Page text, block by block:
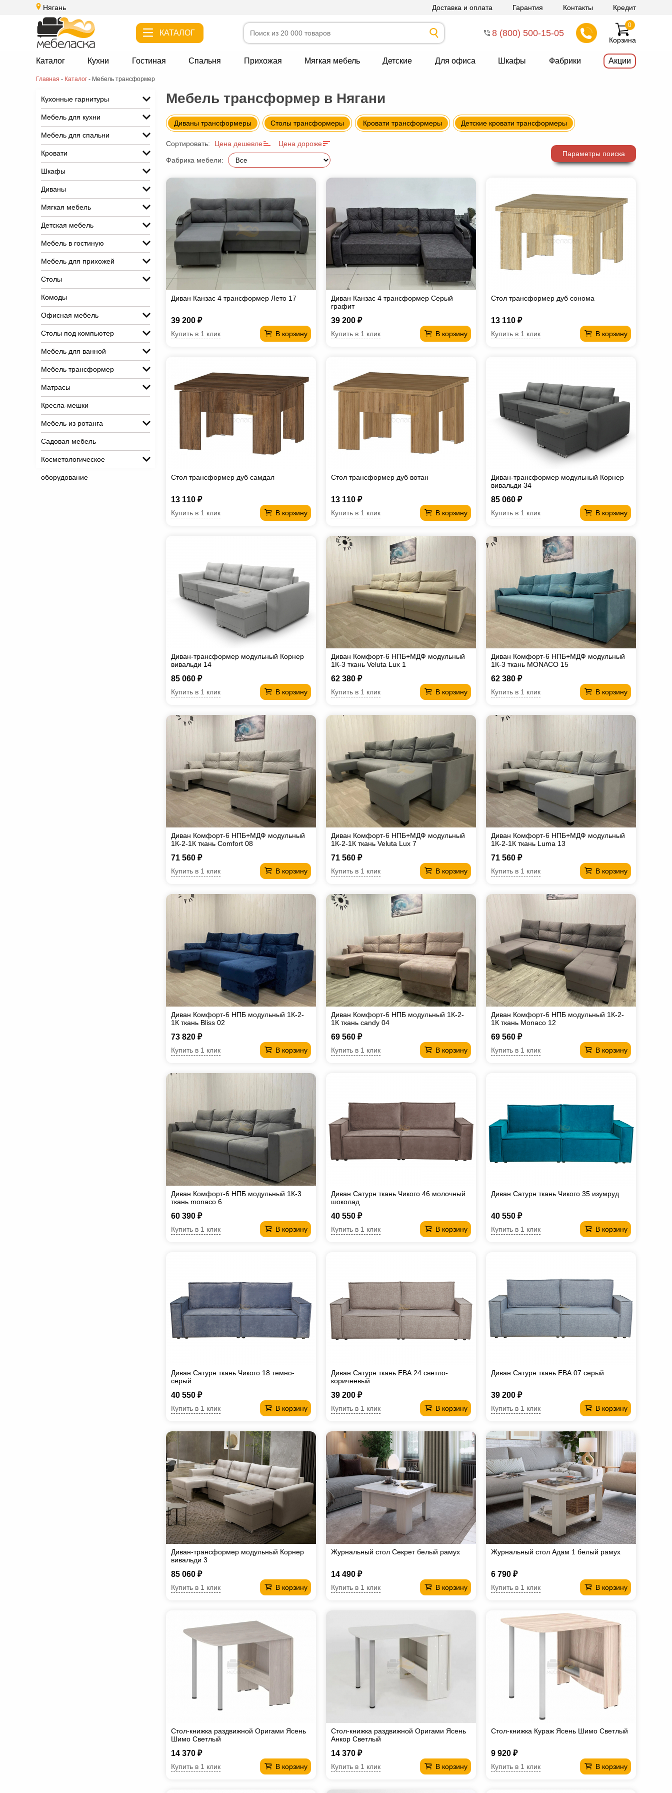
Нягань Доставка и оплата Гарантия Контакты Кредит
КАТАЛОГ 8 (800) 500-15-05
Корзина
0
Каталог Кухни Гостиная Спальня Прихожая Мягкая мебель Детские Для офиса Шкафы Фабрики Акции
Главная - Каталог - Мебель трансформер
Кухонные гарнитуры
Мебель для кухни
Мебель для спальни
Кровати
Шкафы
Диваны
Мягкая мебель
Детская мебель
Мебель в гостиную
Мебель для прихожей
Столы
Комоды
Офисная мебель
Столы под компьютер
Мебель для ванной
Мебель трансформер
Матрасы
Кресла-мешки
Мебель из ротанга
Садовая мебель
Косметологическое
оборудование
Мебель трансформер в Нягани
Диваны трансформеры Столы трансформеры Кровати трансформеры Детские кровати трансформеры
Сортировать: Цена дешевле Цена дороже
Фабрика мебели:
Параметры поиска
Диван Канзас 4 трансформер Лето 17
39 200 ₽
В корзину
Купить в 1 клик
Диван Канзас 4 трансформер Серый
графит
39 200 ₽
В корзину
Купить в 1 клик
Стол трансформер дуб сонома
13 110 ₽
В корзину
Купить в 1 клик
Стол трансформер дуб самдал
13 110 ₽
В корзину
Купить в 1 клик
Стол трансформер дуб вотан
13 110 ₽
В корзину
Купить в 1 клик
Диван-трансформер модульный Корнер
вивальди 34
85 060 ₽
В корзину
Купить в 1 клик
Диван-трансформер модульный Корнер
вивальди 14
85 060 ₽
В корзину
Купить в 1 клик
Диван Комфорт-6 НПБ+МДФ модульный
1К-3 ткань Veluta Lux 1
62 380 ₽
В корзину
Купить в 1 клик
Диван Комфорт-6 НПБ+МДФ модульный
1К-3 ткань MONACO 15
62 380 ₽
В корзину
Купить в 1 клик
Диван Комфорт-6 НПБ+МДФ модульный
1К-2-1К ткань Comfort 08
71 560 ₽
В корзину
Купить в 1 клик
Диван Комфорт-6 НПБ+МДФ модульный
1К-2-1К ткань Veluta Lux 7
71 560 ₽
В корзину
Купить в 1 клик
Диван Комфорт-6 НПБ+МДФ модульный
1К-2-1К ткань Luma 13
71 560 ₽
В корзину
Купить в 1 клик
Диван Комфорт-6 НПБ модульный 1К-2-
1К ткань Bliss 02
73 820 ₽
В корзину
Купить в 1 клик
Диван Комфорт-6 НПБ модульный 1К-2-
1К ткань candy 04
69 560 ₽
В корзину
Купить в 1 клик
Диван Комфорт-6 НПБ модульный 1К-2-
1К ткань Monaco 12
69 560 ₽
В корзину
Купить в 1 клик
Диван Комфорт-6 НПБ модульный 1К-3
ткань monaco 6
60 390 ₽
В корзину
Купить в 1 клик
Диван Сатурн ткань Чикого 46 молочный
шоколад
40 550 ₽
В корзину
Купить в 1 клик
Диван Сатурн ткань Чикого 35 изумруд
40 550 ₽
В корзину
Купить в 1 клик
Диван Сатурн ткань Чикого 18 темно-
серый
40 550 ₽
В корзину
Купить в 1 клик
Диван Сатурн ткань ЕВА 24 светло-
коричневый
39 200 ₽
В корзину
Купить в 1 клик
Диван Сатурн ткань ЕВА 07 серый
39 200 ₽
В корзину
Купить в 1 клик
Диван-трансформер модульный Корнер
вивальди 3
85 060 ₽
В корзину
Купить в 1 клик
Журнальный стол Секрет белый рамух
14 490 ₽
В корзину
Купить в 1 клик
Журнальный стол Адам 1 белый рамух
6 790 ₽
В корзину
Купить в 1 клик
Стол-книжка раздвижной Оригами Ясень
Шимо Светлый
14 370 ₽
В корзину
Купить в 1 клик
Стол-книжка раздвижной Оригами Ясень
Анкор Светлый
14 370 ₽
В корзину
Купить в 1 клик
Стол-книжка Кураж Ясень Шимо Светлый
9 920 ₽
В корзину
Купить в 1 клик